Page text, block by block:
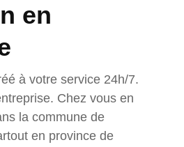
en
à votre service 24h/7.
Chez vous en
la commune de
en province de